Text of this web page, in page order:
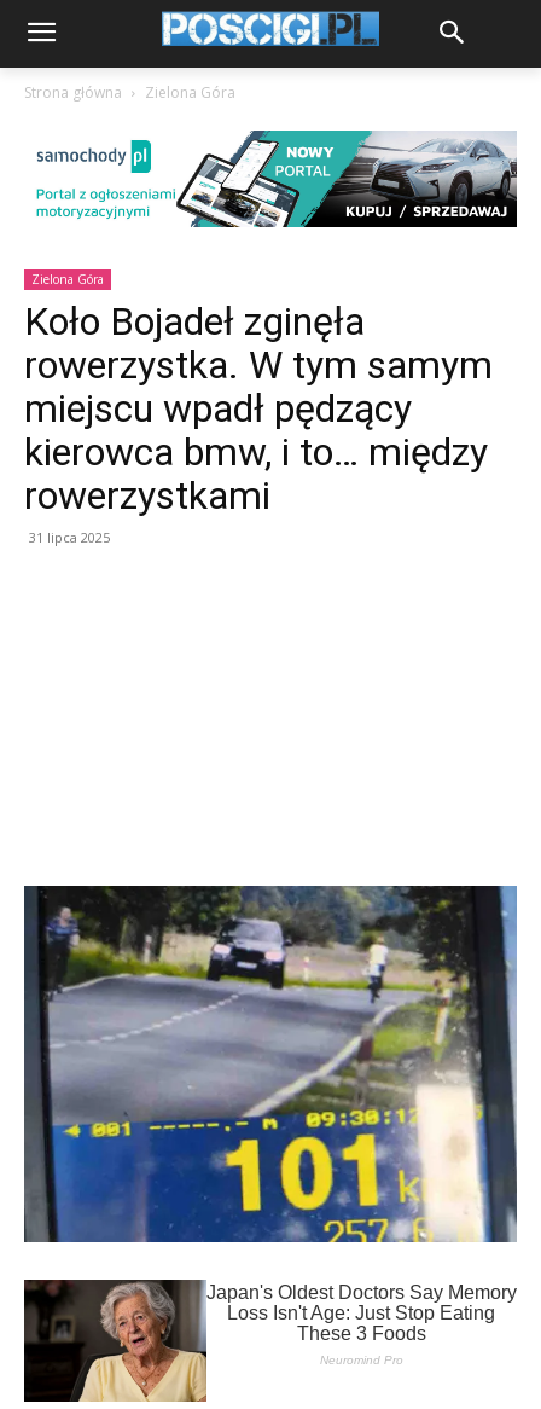
Strona główna Zielona Góra
Zielona Góra
Koło Bojadeł zginęła
rowerzystka. W tym samym
miejscu wpadł pędzący
kierowca bmw, i to… między
rowerzystkami
31 lipca 2025